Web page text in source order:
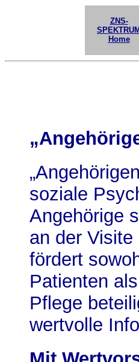
ZNS-
SPEKTRUM
Home
soziale
Angehörige
an der
fördert
Patienten
Pflege
wertvolle